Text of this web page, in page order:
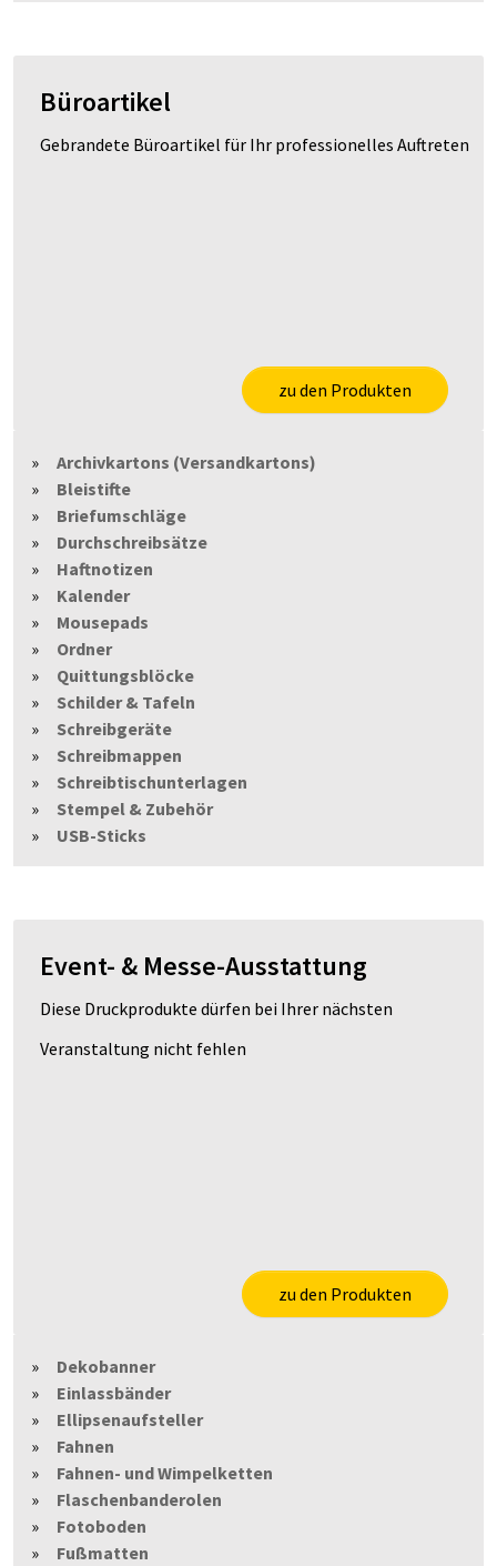
Büroartikel
Gebrandete Büroartikel für Ihr professionelles Auftreten
zu den Produkten
Archivkartons (Versandkartons)
Bleistifte
Briefumschläge
Durchschreibsätze
Haftnotizen
Kalender
Mousepads
Ordner
Quittungsblöcke
Schilder & Tafeln
Schreibgeräte
Schreibmappen
Schreibtischunterlagen
Stempel & Zubehör
USB-Sticks
Event- & Messe-Ausstattung
Diese Druckprodukte dürfen bei Ihrer nächsten
Veranstaltung nicht fehlen
zu den Produkten
Dekobanner
Einlassbänder
Ellipsenaufsteller
Fahnen
Fahnen- und Wimpelketten
Flaschenbanderolen
Fotoboden
Fußmatten